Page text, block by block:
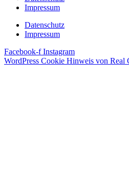
Impressum
Datenschutz
Impressum
Facebook-f Instagram
WordPress Cookie Hinweis von Real